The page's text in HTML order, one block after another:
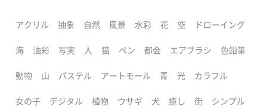
アクリル 抽象 自然 風景 水彩 花 空 ドローイング
海 油彩 写実 人 猫 ペン 都会 エアブラシ 色鉛筆
動物 山 パステル アートモール 青 光 カラフル
女の子 デジタル 植物 ウサギ 犬 癒し 街 シンプル